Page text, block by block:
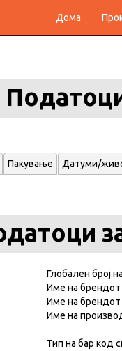
Дома
Пакување Датуми/
Глобален број
Име на брендот
Име на брендот
Име на
Тип на бар код